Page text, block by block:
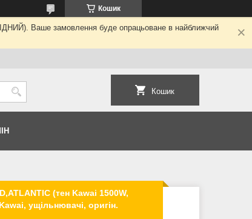
Кошик
Ваше замовлення буде опрацьоване в найближчий
Кошик
(тен Kawai 1500W,
ущільнювачі, оригін.